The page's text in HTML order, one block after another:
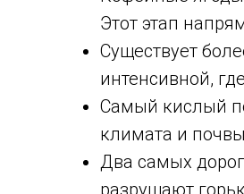
Этот этап
Существует
интенсивной,
Самый кислый
климата и
Два самых
разрушают